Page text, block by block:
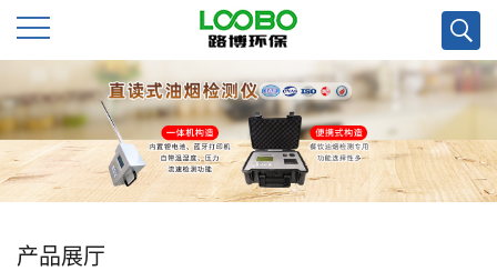
公
司
首
页
产品展厅